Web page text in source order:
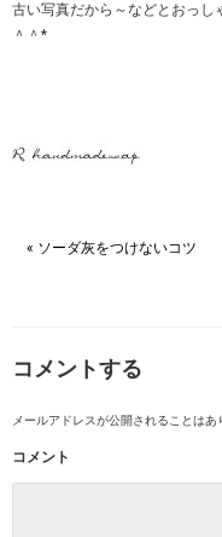
古い写真だから～などとおっし
＾＾*
« ソーダ灰をつけないコツ
コメントする
メールアドレスが公開されることはあ
コメント